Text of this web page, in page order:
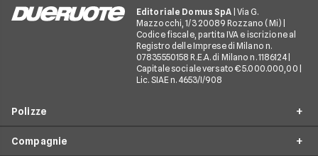
satellitare, ma ti obbligano a mantenerlo attivo: se
la moto viene rubata e il dispositivo risulta spento
per colpa tua, il risarcimento potrebbe essere a
rischio. È sempre essenziale leggere le condizioni
(Fascicolo Informativo) del proprio contratto.
Editoriale Domus SpA | Via G.
Mazzocchi, 1/3 20089 Rozzano (Mi) |
Codice fiscale, partita IVA e iscrizione al
Registro delle Imprese di Milano n.
07835550158 R.E.A. di Milano n. 1186124 |
Capitale sociale versato € 5.000.000,00 |
Lic. SIAE n. 4653/I/908
Polizze
Furto incendio
Compagnie